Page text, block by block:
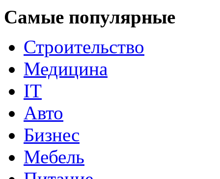
Самые популярные
Строительство
Медицина
IT
Авто
Бизнес
Мебель